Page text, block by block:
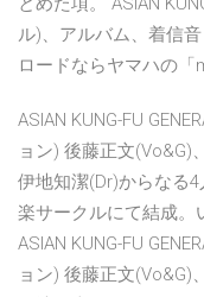
ル)、アルバム、着信
ロードならヤマハの「
ASIAN KUNG-FU
ョン) 後藤正文(Vo&G)
伊地知潔(Dr)からなる
楽サークルにて結成。
ASIAN KUNG-FU
ョン) 後藤正文(Vo&G)